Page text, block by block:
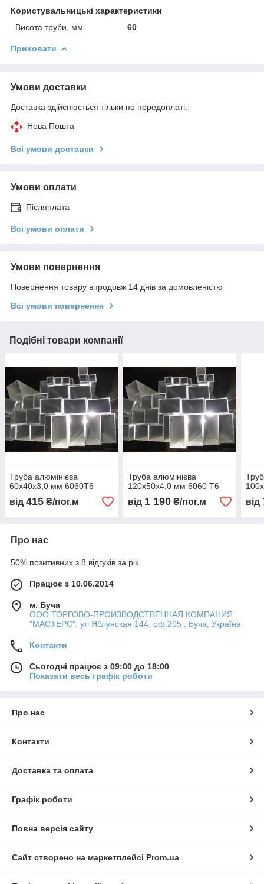
Користувальницькі характеристики
Висота труби, мм
60
Приховати
Умови доставки
Доставка здійснюється тільки по передоплаті.
Нова Пошта
Всі умови доставки
Умови оплати
Післяплата
Всі умови оплати
Умови повернення
Повернення товару впродовж 14 днів за домовленістю
Всі умови повернення
Подібні товари компанії
Труба алюмінієва
60х40х3,0 мм 6060Т6
від 415 ₴/пог.м
Труба алюмінієва
120х50х4,0 мм 6060 Т6
від 1 190₴/пог.м від
Про нас
50% позитивних з 8 відгуків за рік
Працює з 10.06.2014
м. Буча
ООО ТОРГОВО-ПРОИЗВОДСТВЕННАЯ КОМПАНИЯ
"МАСТЕРС": ул Яблунская 144, оф.205 , Буча, Україна
Контакти
Сьогодні працює з 09:00 до 18:00
Показати весь графік роботи
Про нас
Контакти
Доставка та оплата
Графік роботи
Повна версія сайту
Сайт створено на маркетплейсі Prom.ua